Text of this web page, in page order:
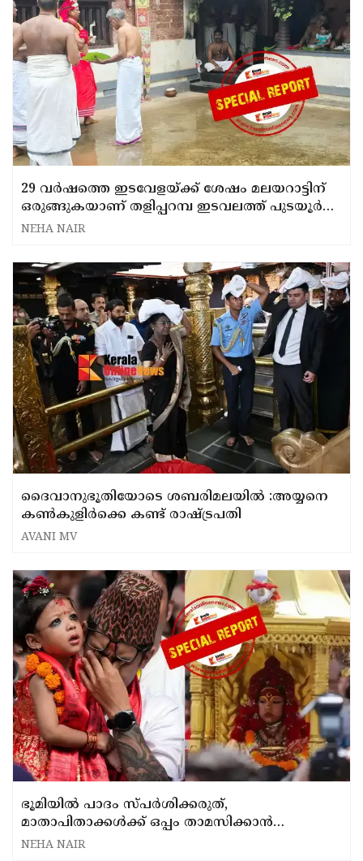
29 വർഷത്തെ ഇടവേളയ്ക്ക് ശേഷം മലയറാട്ടിന്
ഒരുങ്ങുകയാണ് തളിപ്പറമ്പ ഇടവലത്ത് പുടയൂർ
മന ; കെട്ടിയാടുന്നത് അപൂർവ്വങ്ങളായ
അടയാളം കൊടുക്കൽ ചടങ്ങ് നടന്നു
NEHA NAIR
ദൈവാനുഭൂതിയോടെ ശബരിമലയിൽ :അയ്യനെ
കൺകുളിർക്കെ കണ്ട് രാഷ്ട്രപതി
AVANI MV
ഭൂമിയിൽ പാദം സ്പർശിക്കരുത്,
മാതാപിതാക്കൾക്ക് ഒപ്പം താമസിക്കാൻ
അനുവാദം ഇല്ല ; പുതിയ കുമാരിയായി രണ്ട്
NEHA NAIR